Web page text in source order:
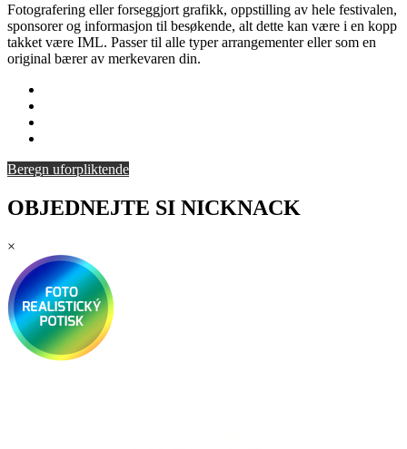
Fotografering eller forseggjort grafikk, oppstilling av hele festivalen,
sponsorer og informasjon til besøkende, alt dette kan være i en kopp
takket være IML. Passer til alle typer arrangementer eller som en
original bærer av merkevaren din.
Beregn uforpliktende
OBJEDNEJTE SI NICKNACK
×